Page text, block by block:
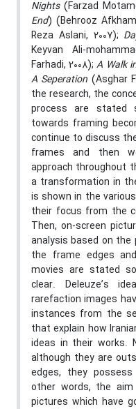
Nights(Farzad
End) (Behrooz
Reza Aslani, 2007);
Keyvan Ali-
Farhadi, 2008);A Walk
A Seperation (Asghar
the research, the
process are stated
towards framing
continue to discuss
frames and then
approach throughout
a transformation in
is shown in the
their focus from the
Then, on-screen
analysis based on
the frame edges
movies are stated
clear. Deleuze’s
rarefaction images
instances from the
that explain how
ideas in their works.
although they are
edges, they
other words, the
pictures which have